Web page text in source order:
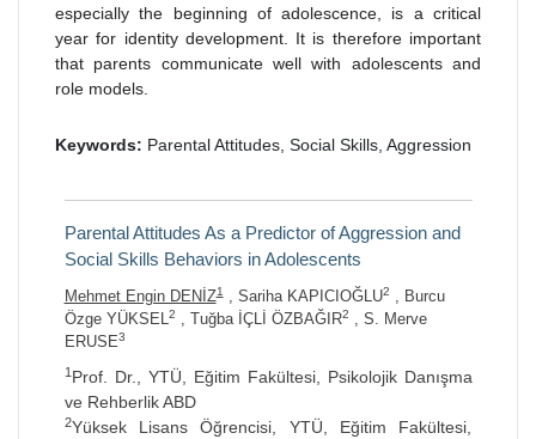
especially the beginning of adolescence, is a critical
year for identity development. It is therefore important
that parents communicate well with adolescents and
role models.
Keywords: Parental Attitudes, Social Skills, Aggression
Parental Attitudes As a Predictor of Aggression and
Social Skills Behaviors in Adolescents
Mehmet Engin DENİZ1, Sariha KAPICIOĞLU2 , Burcu
Özge YÜKSEL2 , Tuğba İÇLİ ÖZBAĞIR2 , S. Merve
ERUSE3
1Prof. Dr., YTÜ, Eğitim Fakültesi, Psikolojik Danışma
ve Rehberlik ABD
2Yüksek Lisans Öğrencisi, YTÜ, Eğitim Fakültesi,